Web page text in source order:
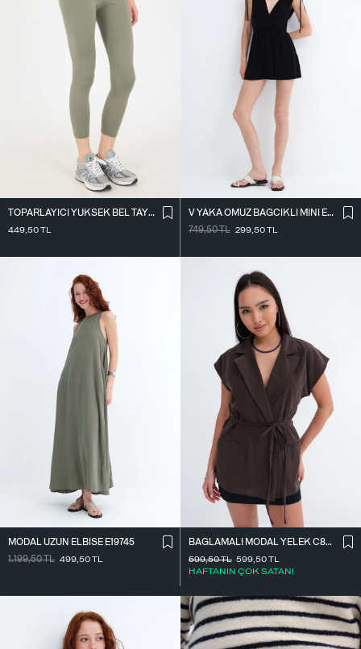
TOPARLAYICI YÜKSEK BEL TAYT TYT4000-R11
449,50TL
V YAKA OMUZ BAĞCIKLI MINI ELBISE E3394
749,50TL 299,50TL
MODAL UZUN ELBISE E19745
1.199,50TL 499,50TL
BAĞLAMALI MODAL YELEK C8021
599,50TL
HAFTANIN ÇOK SATANI
599,50TL